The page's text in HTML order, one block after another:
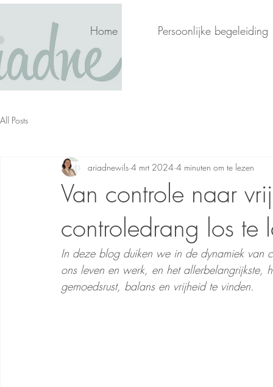
Home Persoonlijke begeleiding
All Posts
Van controle naar
controledrang los te
ariadnewils 4 mrt 2024 4 minuten om te lezen
In deze blog duiken we in de dynamiek van
ons leven en werk, en het
gemoedsrust, balans en vrijheid te vinden.